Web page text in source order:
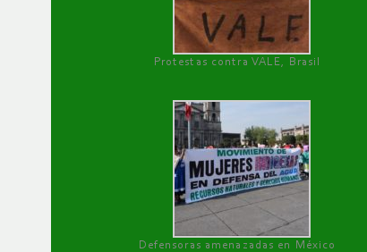
Protestas contra VALE, Brasil
Defensoras amenazadas en México